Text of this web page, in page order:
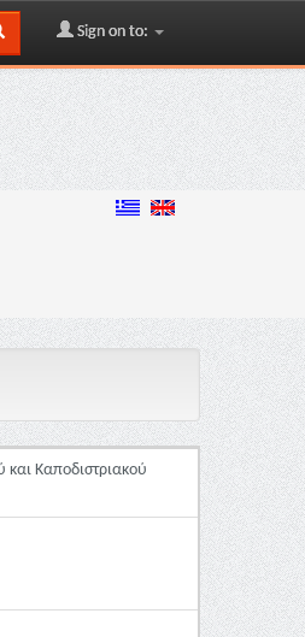
Sign on to:
Καποδιστριακού